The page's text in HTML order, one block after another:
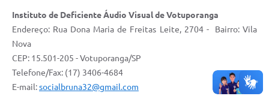
Instituto de Deficiente Áudio Visual de Votuporanga
Endereço: Rua Dona Maria de Freitas Leite, 2704 - Bairro: Vila
Nova
CEP: 15.501-205 - Votuporanga/SP
Telefone/Fax: (17) 3406-4684
E-mail:socialbruna32@gmail.com